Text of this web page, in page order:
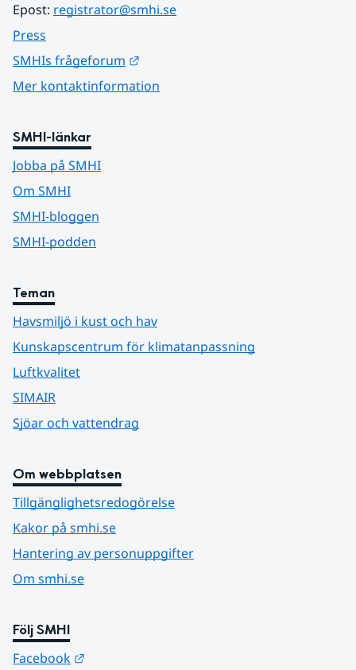
Epost: registrator@smhi.se
Press
SMHIs frågeforum
Mer kontaktinformation
SMHI-länkar
Jobba på SMHI
Om SMHI
SMHI-bloggen
SMHI-podden
Teman
Havsmiljö i kust och hav
Kunskapscentrum för klimatanpassning
Luftkvalitet
SIMAIR
Sjöar och vattendrag
Om webbplatsen
Tillgänglighetsredogörelse
Kakor på smhi.se
Hantering av personuppgifter
Om smhi.se
Följ SMHI
Facebook